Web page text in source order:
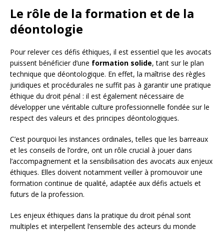
Le rôle de la formation et de la
déontologie
Pour relever ces défis éthiques, il est essentiel que les avocats
puissent bénéficier d’une formation solide, tant sur le plan
technique que déontologique. En effet, la maîtrise des règles
juridiques et procédurales ne suffit pas à garantir une pratique
éthique du droit pénal : il est également nécessaire de
développer une véritable culture professionnelle fondée sur le
respect des valeurs et des principes déontologiques.
C’est pourquoi les instances ordinales, telles que les barreaux
et les conseils de l’ordre, ont un rôle crucial à jouer dans
l’accompagnement et la sensibilisation des avocats aux enjeux
éthiques. Elles doivent notamment veiller à promouvoir une
formation continue de qualité, adaptée aux défis actuels et
futurs de la profession.
Les enjeux éthiques dans la pratique du droit pénal sont
multiples et interpellent l’ensemble des acteurs du monde